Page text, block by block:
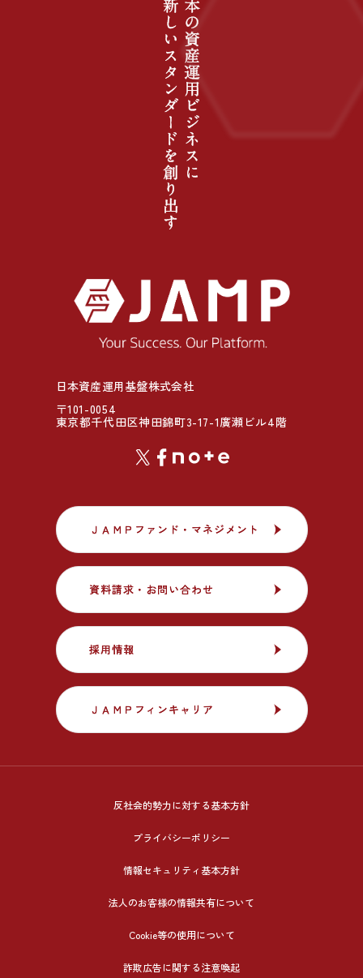
日本資産運用基盤株式会社
〒101-0054
東京都千代田区神田錦町3-17-1廣瀬ビル4階
ＪＡＭＰファンド・マネジメント
ＪＡＭＰファンド・マネジメント
資料請求・お問い合わせ
資料請求・お問い合わせ
採用情報
採用情報
ＪＡＭＰフィンキャリア
ＪＡＭＰフィンキャリア
反社会的勢力に対する基本方針
プライバシーポリシー
情報セキュリティ基本方針
法人のお客様の情報共有について
Cookie等の使用について
詐欺広告に関する注意喚起